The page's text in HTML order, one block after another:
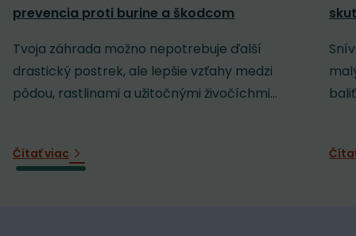
prevencia proti burine a škodcom
Tvoja záhrada možno nepotrebuje ďalší
drastický postrek, ale lepšie vzťahy medzi
pôdou, rastlinami a užitočnými živočíchmi...
Čítať viac